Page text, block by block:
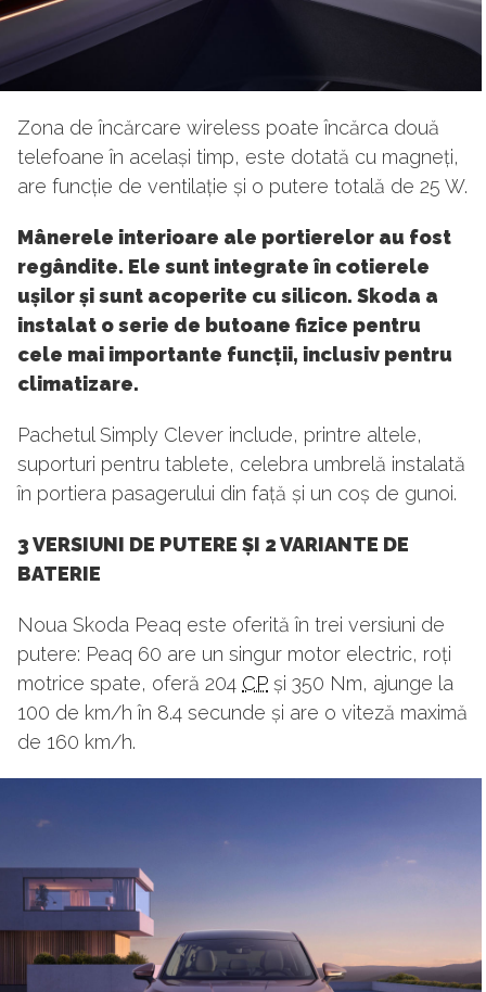
Zona de încărcare wireless poate încărca două
telefoane în același timp, este dotată cu magneți,
are funcție de ventilație și o putere totală de 25 W.
Mânerele interioare ale portierelor au fost
regândite. Ele sunt integrate în cotierele
ușilor și sunt acoperite cu silicon. Skoda a
instalat o serie de butoane fizice pentru
cele mai importante funcții, inclusiv pentru
climatizare.
Pachetul Simply Clever include, printre altele,
suporturi pentru tablete, celebra umbrelă instalată
în portiera pasagerului din față și un coș de gunoi.
3 VERSIUNI DE PUTERE ȘI 2 VARIANTE DE
BATERIE
Noua Skoda Peaq este oferită în trei versiuni de
putere: Peaq 60 are un singur motor electric, roți
motrice spate, oferă 204 CP și 350 Nm, ajunge la
100 de km/h în 8.4 secunde și are o viteză maximă
de 160 km/h.